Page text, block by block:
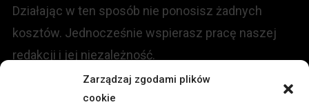
Zarządzaj zgodami plików
cookie
Działając w ten sposób nie ponosisz żadnych
kosztów. Jednocześnie wspierasz pracę naszej
redakcji i jej niezależność.